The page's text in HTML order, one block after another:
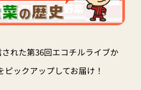
れた第36回エコチルライブか
ピックアップしてお届け！